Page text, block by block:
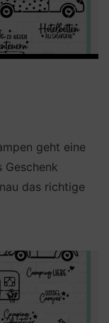
geht eine
Geschenk
das richtige